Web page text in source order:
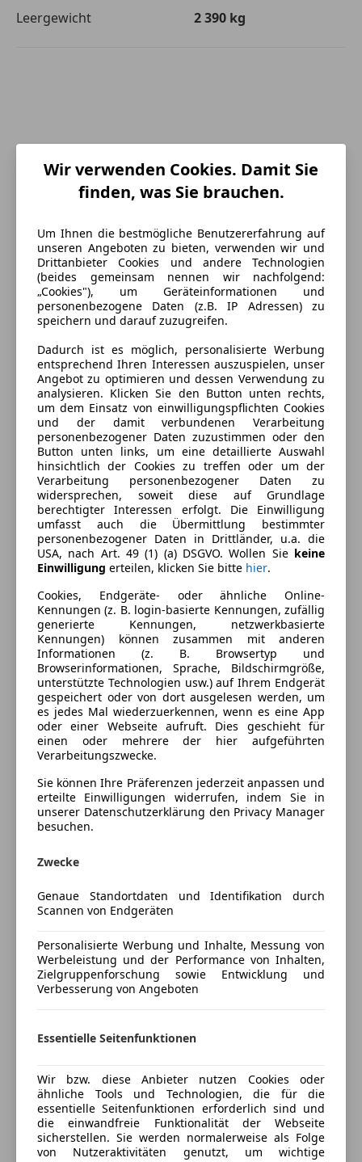
Leergewicht
2 390 kg
Energieverbrauch
Schadstoffklasse
Euro 6d
Kraftstoff
Benzin
Kraftstoffverbrauch
12,10l/100 km (komb.)
CO₂-Emissionen
276 g/km (komb.)
Ausstattung
Komfort
360° Kamera
Beheizbare Frontscheibe
Beheizbares Lenkrad
Berganfahrassistent
Einparkhilfe
Einparkhilfe Rückfahrkamera
Einparkhilfe Sensoren hinten
Einparkhilfe Sensoren vorne
Elektrische Heckklappe
Elektrische Seitenspiegel
Elektrische Sitze
Getönte Scheiben
Klimaanlage
Lederausstattung
Multifunktionslenkrad
Navigationssystem
Sitzbelüftung
Sitzheizung
Sitzheizung hinten
teilb. Rücksitzbank
Unterhaltung/Media
Android Auto
Apple CarPlay
Bluetooth
Mehr anzeigen
Farbe und Innenausstattung
Außenfarbe
Grau
Farbe laut Hersteller
Daytonagrau
Perleffekt
Lackierung
Metallic
Farbe der
Innenausstattung
Schwarz
Innenausstattung Vollleder
Fahrzeugbeschreibung
AUDI RS Q8 in Daytona Grau Perleffekt
Ehemaliger Neupreis (ohne Sonderausstattung):
Sonderausstattung: 53.384 €
Gesamt: 243.372 €
Leasingfähig!
Audi Garantie bis 07.03.2027 / 100.000 km
Kurzdaten:
Versicherung
Kfz-Versicherung
Wir verwenden Cookies. Damit Sie
finden, was Sie brauchen.
Um Ihnen die bestmögliche Benutzererfahrung auf
unseren Angeboten zu bieten, verwenden wir und
Drittanbieter Cookies und andere Technologien
(beides gemeinsam nennen wir nachfolgend:
„Cookies"), um Geräteinformationen und
personenbezogene Daten (z.B. IP Adressen) zu
speichern und darauf zuzugreifen.
Dadurch ist es möglich, personalisierte Werbung
entsprechend Ihren Interessen auszuspielen, unser
Angebot zu optimieren und dessen Verwendung zu
analysieren. Klicken Sie den Button unten rechts,
um dem Einsatz von einwilligungspflichten Cookies
und der damit verbundenen Verarbeitung
personenbezogener Daten zuzustimmen oder den
Button unten links, um eine detaillierte Auswahl
hinsichtlich der Cookies zu treffen oder um der
Verarbeitung personenbezogener Daten zu
widersprechen, soweit diese auf Grundlage
berechtigter Interessen erfolgt. Die Einwilligung
umfasst auch die Übermittlung bestimmter
personenbezogener Daten in Drittländer, u.a. die
USA, nach Art. 49 (1) (a) DSGVO. Wollen Sie keine
Einwilligung erteilen, klicken Sie bitte hier.
Cookies, Endgeräte- oder ähnliche Online-
Kennungen (z. B. login-basierte Kennungen, zufällig
generierte Kennungen, netzwerkbasierte
Kennungen) können zusammen mit anderen
Informationen (z. B. Browsertyp und
Browserinformationen, Sprache, Bildschirmgröße,
unterstützte Technologien usw.) auf Ihrem Endgerät
gespeichert oder von dort ausgelesen werden, um
es jedes Mal wiederzuerkennen, wenn es eine App
oder einer Webseite aufruft. Dies geschieht für
einen oder mehrere der hier aufgeführten
Verarbeitungszwecke.
Sie können Ihre Präferenzen jederzeit anpassen und
erteilte Einwilligungen widerrufen, indem Sie in
unserer Datenschutzerklärung den Privacy Manager
besuchen.
Zwecke
Genaue Standortdaten und Identifikation durch
Scannen von Endgeräten
Personalisierte Werbung und Inhalte, Messung von
Werbeleistung und der Performance von Inhalten,
Zielgruppenforschung sowie Entwicklung und
Verbesserung von Angeboten
Essentielle Seitenfunktionen
Wir bzw. diese Anbieter nutzen Cookies oder
ähnliche Tools und Technologien, die für die
essentielle Seitenfunktionen erforderlich sind und
die einwandfreie Funktionalität der Webseite
sicherstellen. Sie werden normalerweise als Folge
von Nutzeraktivitäten genutzt, um wichtige